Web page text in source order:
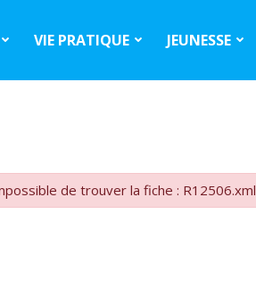
VIE PRATIQUE JEUNESSE
de trouver la fiche : R12506.xml